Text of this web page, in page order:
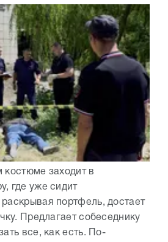
костюме заходит в
где уже сидит
портфель, достает
Предлагает собеседнику
все, как есть. По-